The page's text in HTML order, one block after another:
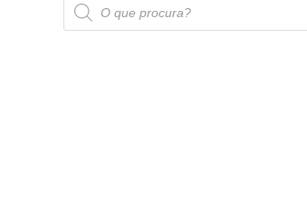
produtos